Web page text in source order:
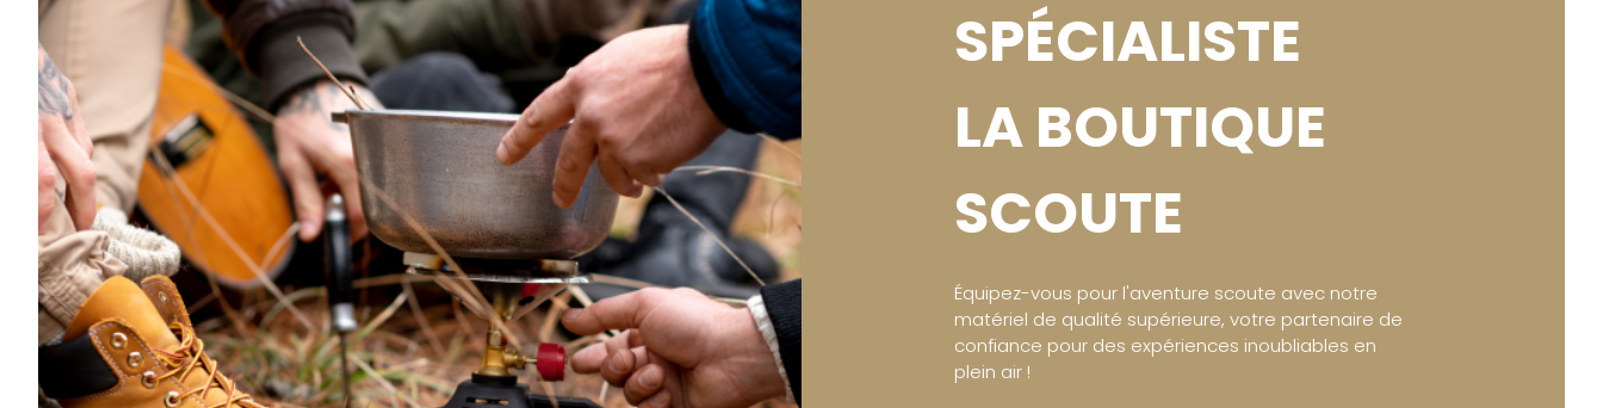
SPÉCIALISTE
LA BOUTIQUE
SCOUTE
Équipez-vous pour l'aventure scoute avec notre
matériel de qualité supérieure, votre partenaire de
confiance pour des expériences inoubliables en
plein air !